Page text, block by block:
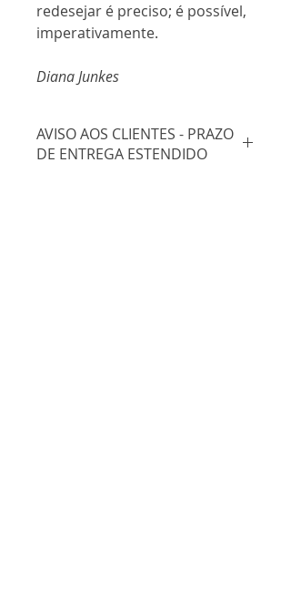
redesejar é preciso; é possível,
imperativamente.
Diana Junkes
AVISO AOS CLIENTES - PRAZO
DE ENTREGA ESTENDIDO